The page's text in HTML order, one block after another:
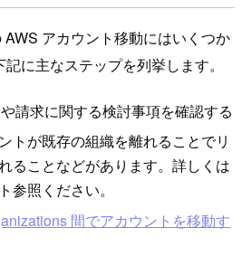
アカウント移動にはいくつか
に主なステップを列挙します。
請求に関する検討事項を確認する
トが既存の組織を離れることでリ
ることなどがあります。詳しくは
参照ください。
間でアカウントを移動す